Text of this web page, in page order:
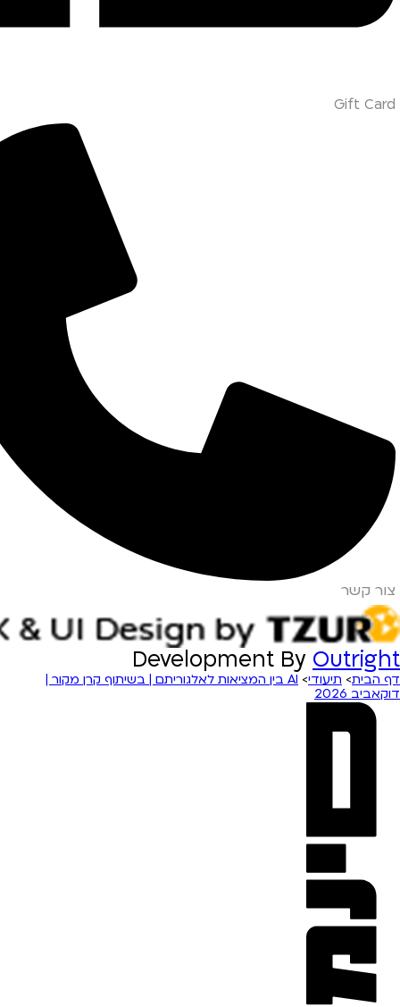
Gift Card
צור קשר
Development By Outright
דף הבית> תיעודי>
AI בין המציאות לאלגוריתם | בשיתוף קרן מקור |
דוקאביב 2026